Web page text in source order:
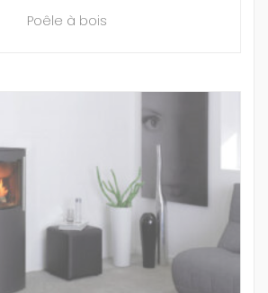
Poêle à bois